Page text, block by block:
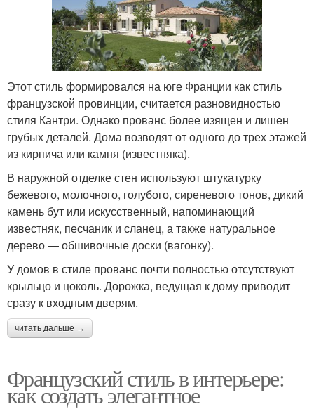
Этот стиль формировался на юге Франции как стиль
французской провинции, считается разновидностью
стиля Кантри. Однако прованс более изящен и лишен
грубых деталей. Дома возводят от одного до трех этажей
из кирпича или камня (известняка).
В наружной отделке стен используют штукатурку
бежевого, молочного, голубого, сиреневого тонов, дикий
камень бут или искусственный, напоминающий
известняк, песчаник и сланец, а также натуральное
дерево — обшивочные доски (вагонку).
У домов в стиле прованс почти полностью отсутствуют
крыльцо и цоколь. Дорожка, ведущая к дому приводит
сразу к входным дверям.
читать дальше →
Французский стиль в интерьере:
как создать элегантное